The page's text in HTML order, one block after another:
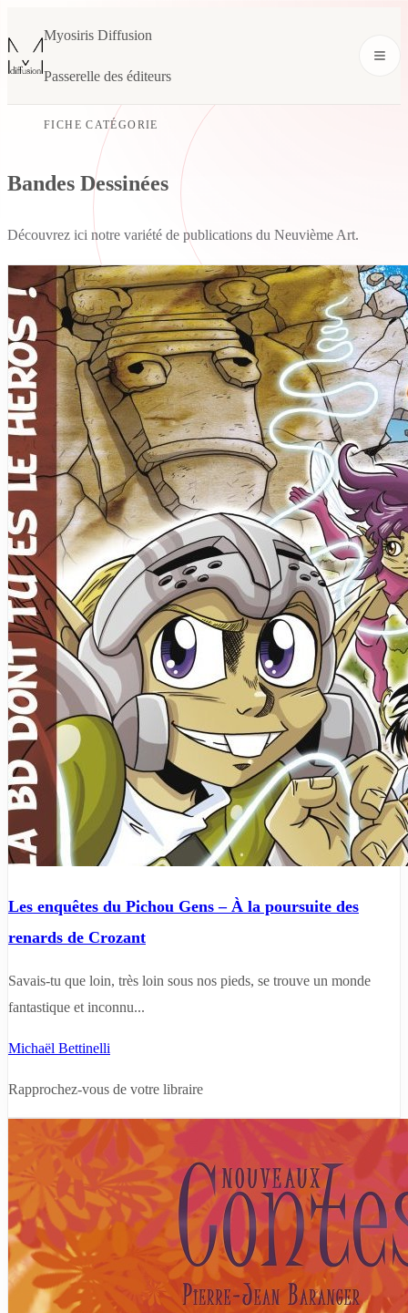
Myosiris Diffusion
Passerelle des éditeurs
FICHE CATÉGORIE
Bandes Dessinées
Découvrez ici notre variété de publications du Neuvième Art.
Les enquêtes du Pichou Gens – À la poursuite des
renards de Crozant
Savais-tu que loin, très loin sous nos pieds, se trouve un monde
fantastique et inconnu...
Michaël Bettinelli
Rapprochez-vous de votre libraire